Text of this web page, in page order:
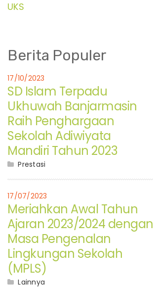
UKS
Berita Populer
17/10/2023
SD Islam Terpadu
Ukhuwah Banjarmasin
Raih Penghargaan
Sekolah Adiwiyata
Mandiri Tahun 2023
Prestasi
17/07/2023
Meriahkan Awal Tahun
Ajaran 2023/2024 dengan
Masa Pengenalan
Lingkungan Sekolah
(MPLS)
Lainnya